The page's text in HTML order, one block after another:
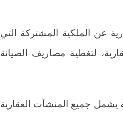
عن الملكية المشتركة التي
لتغطية مصاريف الصيانة
جميع المنشآت العقارية